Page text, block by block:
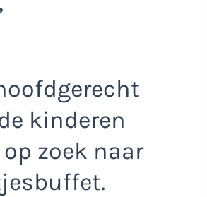
kinderen
zoek naar